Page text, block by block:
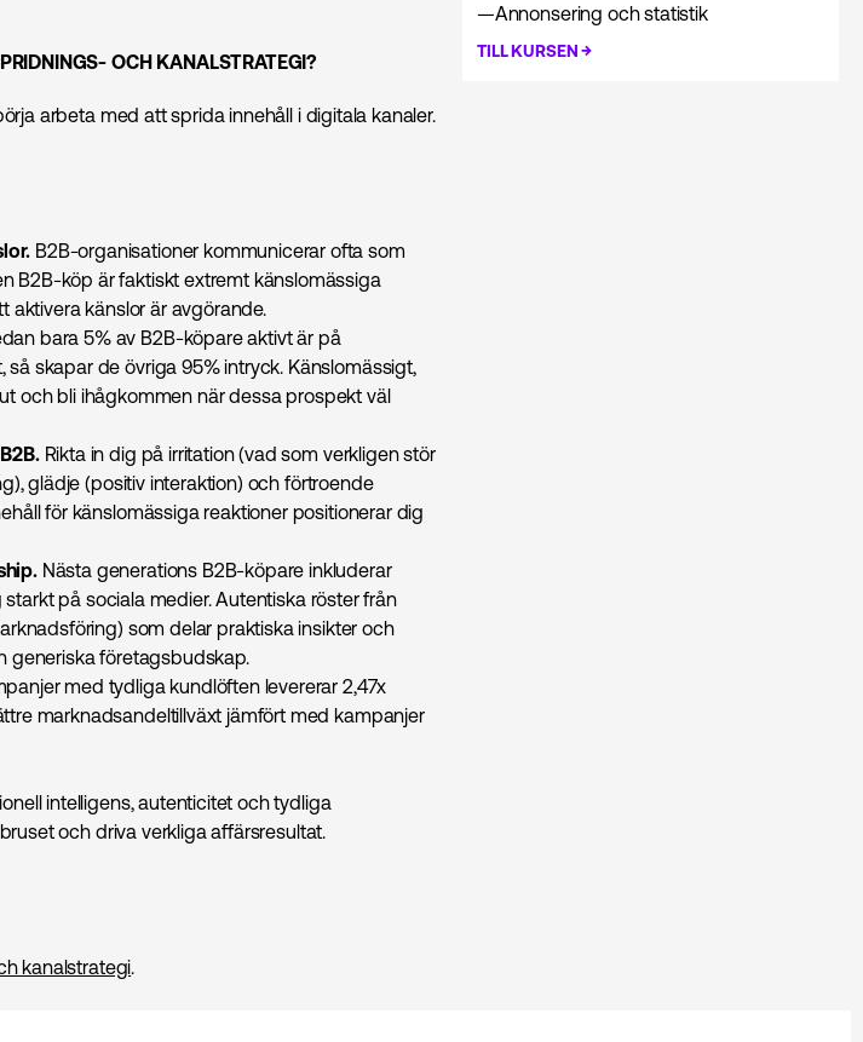
OCH KANALSTRATEGI?
arbeta med att sprida innehåll i digitala kanaler.
B2B-organisationer kommunicerar ofta som
B2B-köp är faktiskt extremt känslomässiga
aktivera känslor är avgörande.
bara 5% av B2B-köpare aktivt är på
skapar de övriga 95% intryck. Känslomässigt,
och bli ihågkommen när dessa prospekt väl
Rikta in dig på irritation (vad som verkligen stör
glädje (positiv interaktion) och förtroende
för känslomässiga reaktioner positionerar dig
Nästa generations B2B-köpare inkluderar
på sociala medier. Autentiska röster från
som delar praktiska insikter och
generiska företagsbudskap.
med tydliga kundlöften levererar 2,47x
marknadsandeltillväxt jämfört med kampanjer
intelligens, autenticitet och tydliga
och driva verkliga affärsresultat.
kanalstrategi.
—Annonsering och statistik
TILL KURSEN→